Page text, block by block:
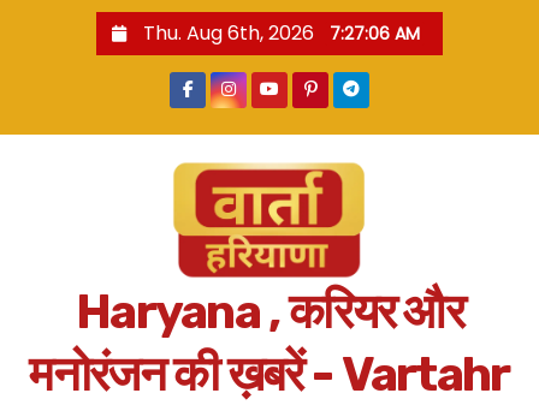
Thu. Aug 6th, 2026 7:27:07 AM
Haryana , करियर और
मनोरंजन की ख़बरें - Vartahr